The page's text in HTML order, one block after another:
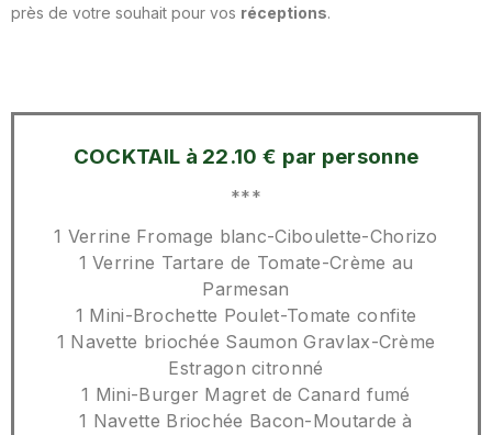
près de votre souhait pour vos réceptions.
COCKTAIL à 22.10 € par personne
***
1 Verrine Fromage blanc-Ciboulette-Chorizo
1 Verrine Tartare de Tomate-Crème au
Parmesan
1 Mini-Brochette Poulet-Tomate confite
1 Navette briochée Saumon Gravlax-Crème
Estragon citronné
1 Mini-Burger Magret de Canard fumé
1 Navette Briochée Bacon-Moutarde à